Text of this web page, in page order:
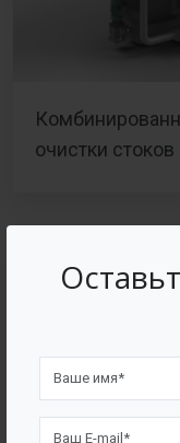
очистки стоков